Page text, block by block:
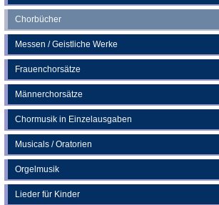
Chorbücher
Messen / Geistliche Werke
Frauenchorsätze
Männerchorsätze
Chormusik in Einzelausgaben
Musicals / Oratorien
Orgelmusik
Lieder für Kinder